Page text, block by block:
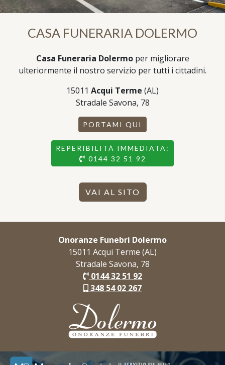
CASA FUNERARIA DOLERMO
Casa Funeraria Dolermoper migliorare
ulteriormente il nostro servizio per tutti i cittadini.
15011 Acqui Terme (AL)
Stradale Savona, 78
PORTAMI QUI
REPERIBILITÀ IMMEDIATA:
0144 32 51 92
VAI AL SITO
Onoranze Funebri Dolermo
15011 Acqui Terme (AL)
Stradale Savona, 78
0144 32 51 92
348 54 02 267